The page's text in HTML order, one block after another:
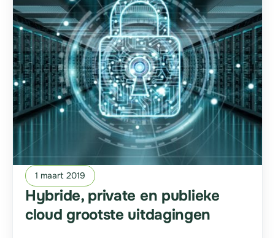
1 maart 2019
Hybride, private en publieke
cloud grootste uitdagingen